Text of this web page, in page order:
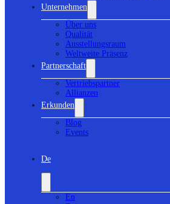
Unternehmen
Über uns
Qualität
Ausstellungsraum
Weltweite Präsenz
Partnerschaft
Vertriebspartner
Allianzen
Erkunden
Blog
Events
De
En